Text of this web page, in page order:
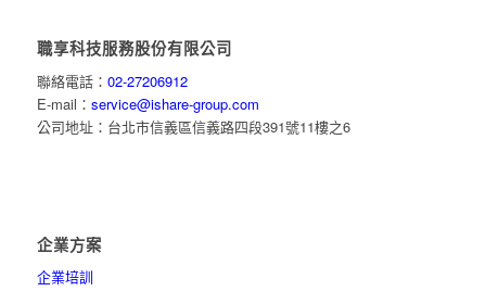
職享科技服務股份有限公司
聯絡電話： 02-27206912
E-mail： service@ishare-group.com
公司地址：台北市信義區信義路四段391號11樓之6
企業方案
企業培訓